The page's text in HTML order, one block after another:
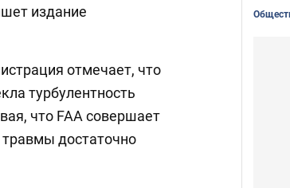
издание
отмечает, что
турбулентность
что FAA совершает
травмы достаточно